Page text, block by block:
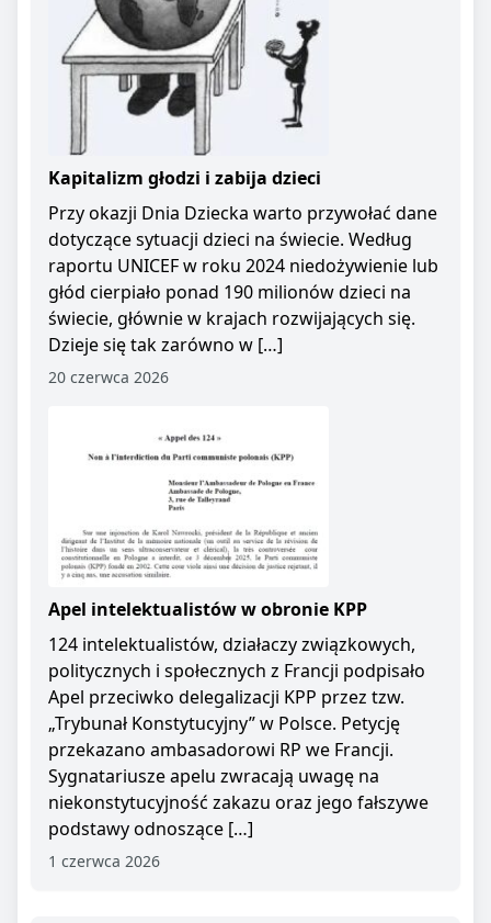
Kapitalizm głodzi i zabija dzieci
Przy okazji Dnia Dziecka warto przywołać dane
dotyczące sytuacji dzieci na świecie. Według
raportu UNICEF w roku 2024 niedożywienie lub
głód cierpiało ponad 190 milionów dzieci na
świecie, głównie w krajach rozwijających się.
Dzieje się tak zarówno w […]
20 czerwca 2026
Apel intelektualistów w obronie KPP
124 intelektualistów, działaczy związkowych,
politycznych i społecznych z Francji podpisało
Apel przeciwko delegalizacji KPP przez tzw.
„Trybunał Konstytucyjny” w Polsce. Petycję
przekazano ambasadorowi RP we Francji.
Sygnatariusze apelu zwracają uwagę na
niekonstytucyjność zakazu oraz jego fałszywe
podstawy odnoszące […]
1 czerwca 2026